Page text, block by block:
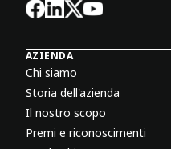
AZIENDA
Chi siamo
Storia dell'azienda
Il nostro scopo
Premi e riconoscimenti